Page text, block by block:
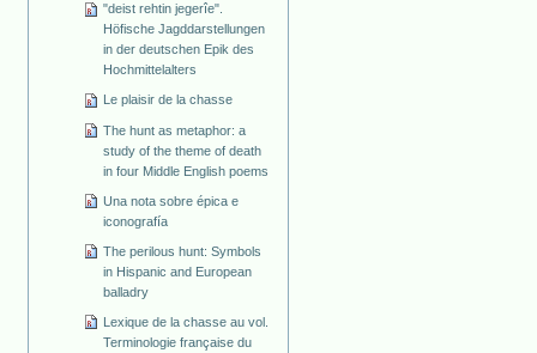
"deist rehtin jegerîe".
Höfische Jagddarstellungen
in der deutschen Epik des
Hochmittelalters
Le plaisir de la chasse
The hunt as metaphor: a
study of the theme of death
in four Middle English poems
Una nota sobre épica e
iconografía
The perilous hunt: Symbols
in Hispanic and European
balladry
Lexique de la chasse au vol.
Terminologie française du